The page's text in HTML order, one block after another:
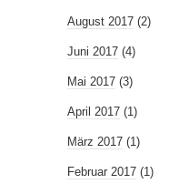
August 2017 (2)
Juni 2017 (4)
Mai 2017 (3)
April 2017 (1)
März 2017 (1)
Februar 2017 (1)